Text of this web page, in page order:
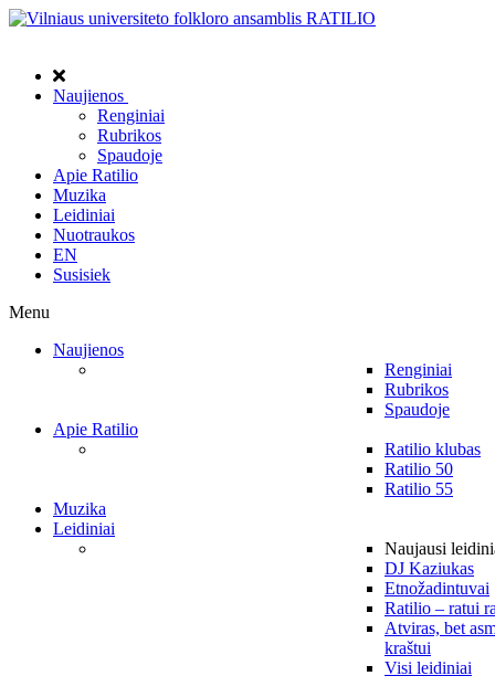
Naujienos
Renginiai
Rubrikos
Spaudoje
Apie Ratilio
Muzika
Leidiniai
Nuotraukos
EN
Susisiek
Menu
Naujienos
Renginiai
Rubrikos
Spaudoje
Apie Ratilio
Ratilio klubas
Ratilio 50
Ratilio 55
Muzika
Leidiniai
Naujausi
DJ Kaziukas
Etnožadintuvai
Ratilio – ratui
Atviras, bet
kraštui
Visi leidiniai